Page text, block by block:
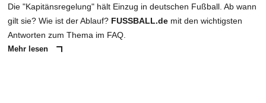
Die "Kapitänsregelung" hält Einzug in deutschen Fußball. Ab wann
gilt sie? Wie ist der Ablauf? FUSSBALL.de mit den wichtigsten
Antworten zum Thema im FAQ.
Mehr lesen